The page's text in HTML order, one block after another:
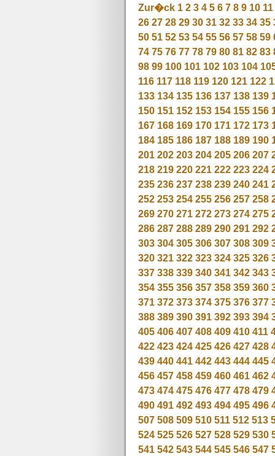
Zur�ck 1 2 3 4 5 6 7 8 9 10 11
26 27 28 29 30 31 32 33 34 35
50 51 52 53 54 55 56 57 58 59
74 75 76 77 78 79 80 81 82 83
98 99 100 101 102 103 104
116 117 118 119 120 121 122
133 134 135 136 137 138 139
150 151 152 153 154 155 156
167 168 169 170 171 172 173
184 185 186 187 188 189 190
201 202 203 204 205 206 207
218 219 220 221 222 223 224
235 236 237 238 239 240 241
252 253 254 255 256 257 258
269 270 271 272 273 274 275
286 287 288 289 290 291 292
303 304 305 306 307 308 309
320 321 322 323 324 325 326
337 338 339 340 341 342 343
354 355 356 357 358 359 360
371 372 373 374 375 376 377
388 389 390 391 392 393 394
405 406 407 408 409 410 411
422 423 424 425 426 427 428
439 440 441 442 443 444 445
456 457 458 459 460 461 462
473 474 475 476 477 478 479
490 491 492 493 494 495 496
507 508 509 510 511 512 513
524 525 526 527 528 529 530
541 542 543 544 545 546 547